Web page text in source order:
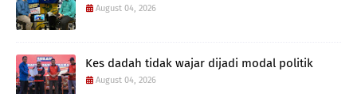
August 04, 2026
Kes dadah tidak wajar dijadi modal politik
August 04, 2026